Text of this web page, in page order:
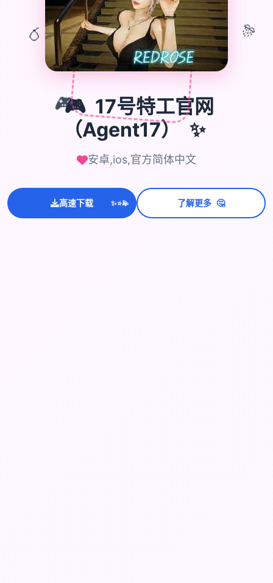
🎮🎮 17号特工官网
（Agent17） ✨
安卓,ios,官方简体中文
高速下载 ✨
⭐
💫 了解更多 🤔
🎈
🎊